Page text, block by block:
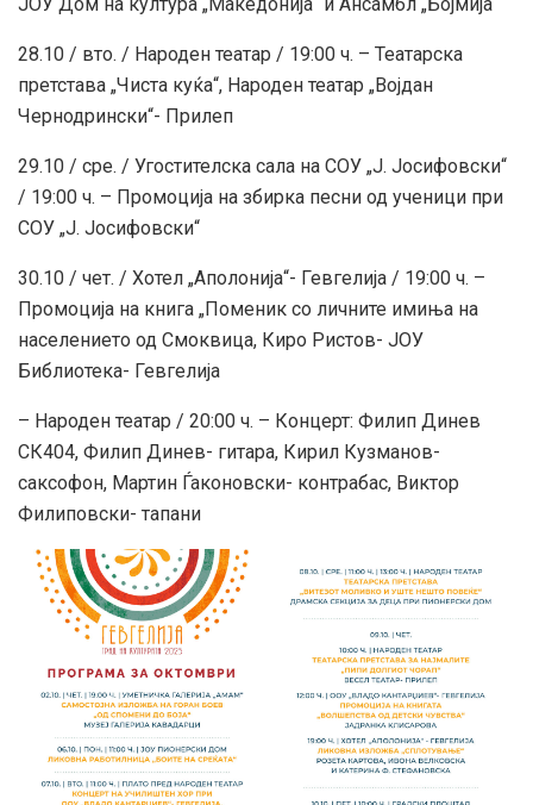
28.10 / вто. / Народен театар / 19:00 ч. – Театарска
претстава „Чиста куќа“, Народен театар „Војдан
Чернодрински“- Прилеп
29.10 / сре. / Угостителска сала на СОУ „Ј. Јосифовски“
/ 19:00 ч. – Промоција на збирка песни од ученици при
СОУ „Ј. Јосифовски“
30.10 / чет. / Хотел „Аполонија“- Гевгелија / 19:00 ч. –
Промоција на книга „Поменик со личните имиња на
населението од Смоквица, Киро Ристов- ЈОУ
Библиотека- Гевгелија
– Народен театар / 20:00 ч. – Концерт: Филип Динев
СК404, Филип Динев- гитара, Кирил Кузманов-
саксофон, Мартин Ѓаконовски- контрабас, Виктор
Филиповски- тапани